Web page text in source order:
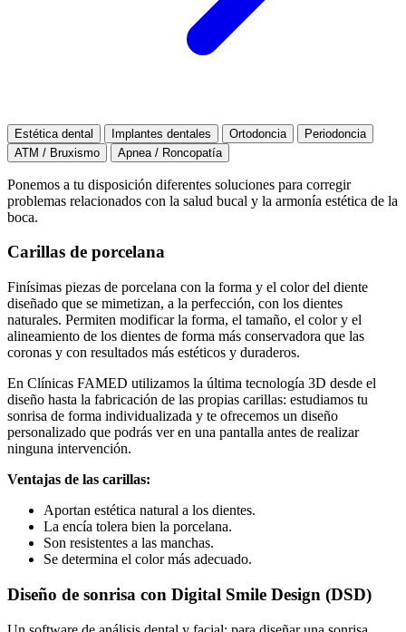
Estética dental Implantes dentales Ortodoncia
Periodoncia
ATM / Bruxismo
Apnea / Roncopatía
Ponemos a tu disposición diferentes soluciones para corregir
problemas relacionados con la salud bucal y la armonía estética de la
boca.
Carillas de porcelana
Finísimas piezas de porcelana con la forma y el color del diente
diseñado que se mimetizan, a la perfección, con los dientes
naturales. Permiten modificar la forma, el tamaño, el color y el
alineamiento de los dientes de forma más conservadora que las
coronas y con resultados más estéticos y duraderos.
En Clínicas FAMED utilizamos la última tecnología 3D desde el
diseño hasta la fabricación de las propias carillas: estudiamos tu
sonrisa de forma individualizada y te ofrecemos un diseño
personalizado que podrás ver en una pantalla antes de realizar
ninguna intervención.
Ventajas de las carillas:
Aportan estética natural a los dientes.
La encía tolera bien la porcelana.
Son resistentes a las manchas.
Se determina el color más adecuado.
Diseño de sonrisa con Digital Smile Design (DSD)